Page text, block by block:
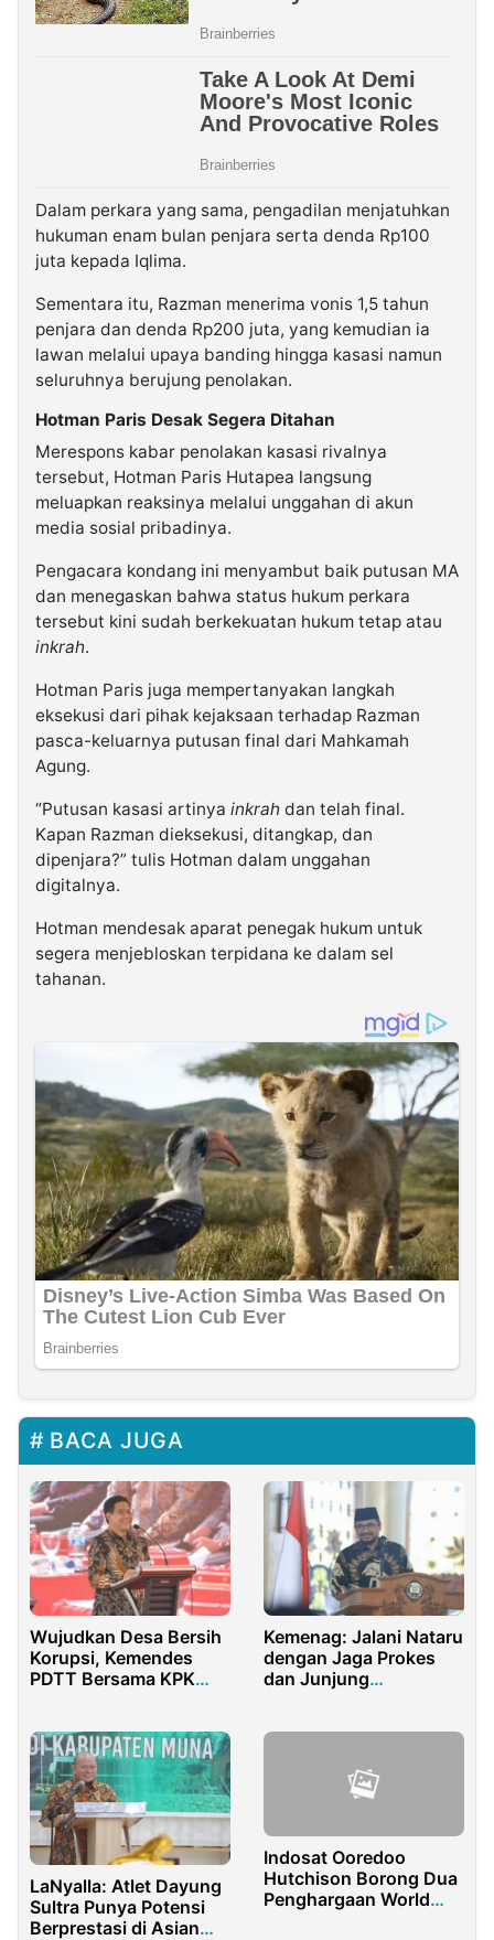
Dalam perkara yang sama, pengadilan menjatuhkan
hukuman enam bulan penjara serta denda Rp100
juta kepada Iqlima.
Sementara itu, Razman menerima vonis 1,5 tahun
penjara dan denda Rp200 juta, yang kemudian ia
lawan melalui upaya banding hingga kasasi namun
seluruhnya berujung penolakan.
Hotman Paris Desak Segera Ditahan
Merespons kabar penolakan kasasi rivalnya
tersebut, Hotman Paris Hutapea langsung
meluapkan reaksinya melalui unggahan di akun
media sosial pribadinya.
Pengacara kondang ini menyambut baik putusan MA
dan menegaskan bahwa status hukum perkara
tersebut kini sudah berkekuatan hukum tetap atau
inkrah.
Hotman Paris juga mempertanyakan langkah
eksekusi dari pihak kejaksaan terhadap Razman
pasca-keluarnya putusan final dari Mahkamah
Agung.
“Putusan kasasi artinya inkrah dan telah final.
Kapan Razman dieksekusi, ditangkap, dan
dipenjara?” tulis Hotman dalam unggahan
digitalnya.
Hotman mendesak aparat penegak hukum untuk
segera menjebloskan terpidana ke dalam sel
tahanan.
BACA JUGA
Wujudkan Desa Bersih
Korupsi, Kemendes
PDTT Bersama KPK
Kemenag: Jalani Nataru
dengan Jaga Prokes
dan Junjung
LaNyalla: Atlet Dayung
Sultra Punya Potensi
Berprestasi di Asian
Indosat Ooredoo
Hutchison Borong Dua
Penghargaan World